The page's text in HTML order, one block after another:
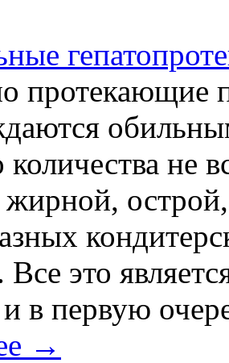
протекающие
не
Все это
в первую
→